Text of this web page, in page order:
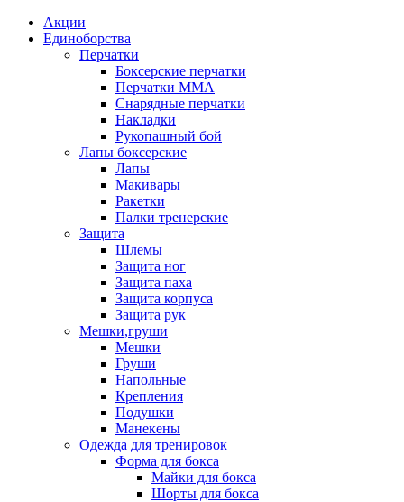
Акции
Единоборства
Перчатки
Боксерские перчатки
Перчатки ММА
Снарядные перчатки
Накладки
Рукопашный бой
Лапы боксерские
Лапы
Макивары
Ракетки
Палки тренерские
Защита
Шлемы
Защита ног
Защита паха
Защита корпуса
Защита рук
Мешки,груши
Мешки
Груши
Напольные
Крепления
Подушки
Манекены
Одежда для тренировок
Форма для бокса
Майки для бокса
Шорты для бокса